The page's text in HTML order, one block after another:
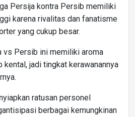
Persija kontra Persib memiliki
karena rivalitas dan fanatisme
yang cukup besar.
vs Persib ini memiliki aroma
kental, jadi tingkat kerawanannya
ratusan personel
berbagai kemungkinan